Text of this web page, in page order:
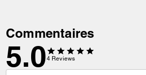
Commentaires
5.04 Reviews